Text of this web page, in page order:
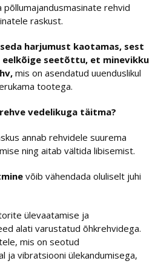
rehvid
raskust.
harjumust kaotamas, sest
eelkõige seetõttu, et minevikku
mis on asendatud uuenduslikul
tootega.
vedelikuga täitma?
annab rehvidele suurema
ning aitab vältida libisemist.
võib vähendada oluliselt juhi
ülevaatamise ja
alati varustatud õhkrehvidega.
mis on seotud
ja vibratsiooni ülekandumisega,